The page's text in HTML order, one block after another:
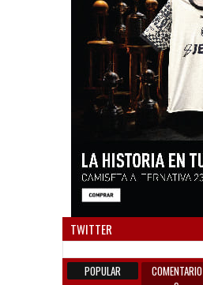
TWITTER
POPULAR
COMENTARIO